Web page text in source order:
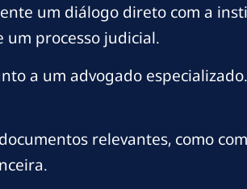
um diálogo direto com a
um processo judicial.
a um advogado
relevantes, como